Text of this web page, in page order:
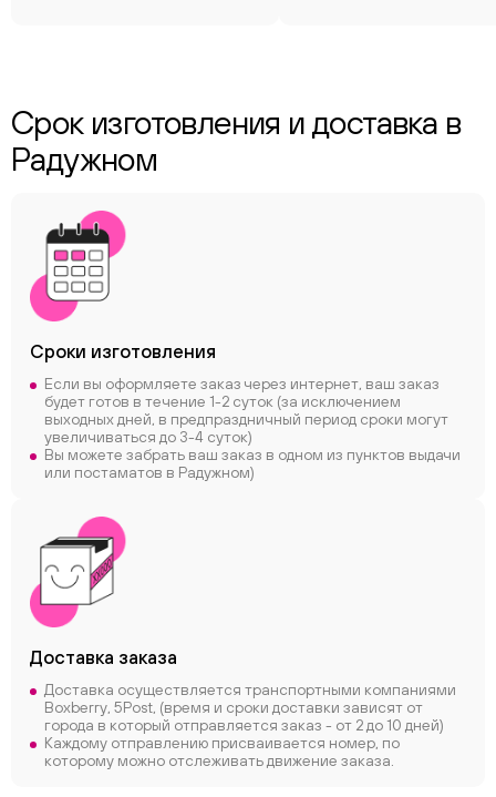
Срок изготовления и доставка в
Радужном
Сроки изготовления
Если вы оформляете заказ через интернет, ваш заказ
будет готов в течение 1-2 суток (за исключением
выходных дней, в предпраздничный период сроки могут
увеличиваться до 3-4 суток)
Вы можете забрать ваш заказ в одном из пунктов выдачи
или постаматов в Радужном)
Доставка заказа
Доставка осуществляется транспортными компаниями
Boxberry, 5Post, (время и сроки доставки зависят от
города в который отправляется заказ - от 2 до 10 дней)
Каждому отправлению присваивается номер, по
которому можно отслеживать движение заказа.